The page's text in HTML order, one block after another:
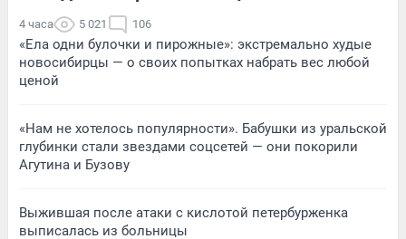
4 часа 5 021 106
«Ела одни булочки и пирожные»: экстремально худые
новосибирцы — о своих попытках набрать вес любой
ценой
«Нам не хотелось популярности». Бабушки из уральской
глубинки стали звездами соцсетей — они покорили
Агутина и Бузову
Выжившая после атаки с кислотой петербурженка
выписалась из больницы